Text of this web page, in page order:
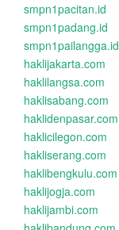
smpn1pacitan.id
smpn1padang.id
smpn1pailangga.id
haklijakarta.com
haklilangsa.com
haklisabang.com
haklidenpasar.com
haklicilegon.com
hakliserang.com
haklibengkulu.com
haklijogja.com
haklijambi.com